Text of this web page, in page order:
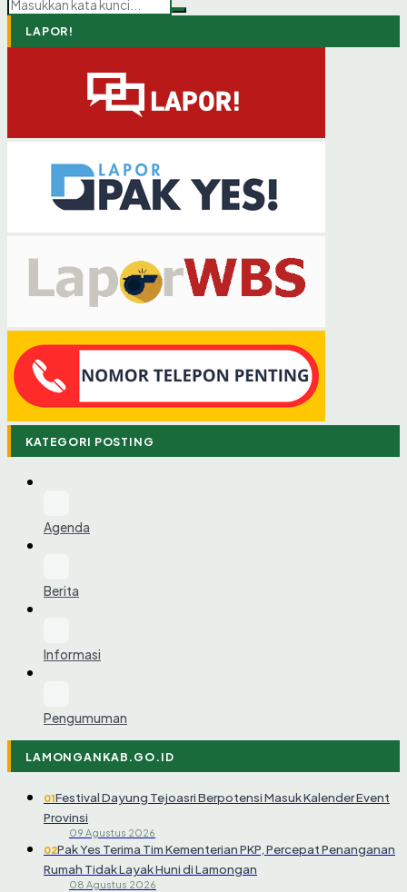
LAPOR!
KATEGORI POSTING
Agenda
Berita
Informasi
Pengumuman
LAMONGANKAB.GO.ID
01Festival Dayung Tejoasri Berpotensi Masuk Kalender Event
Provinsi
09 Agustus 2026
02Pak Yes Terima Tim Kementerian PKP, Percepat Penanganan
Rumah Tidak Layak Huni di Lamongan
08 Agustus 2026